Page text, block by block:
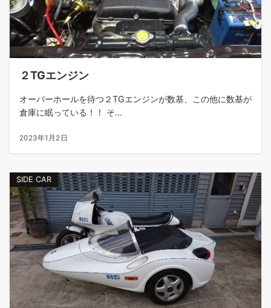
２TGエンジン
オーバーホールを待つ２TGエンジンが数基、この他に数基が
倉庫に眠っている！！ そ...
2023年1月2日
SIDE CAR